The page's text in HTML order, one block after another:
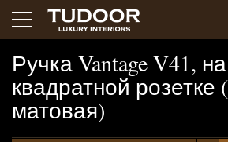
Ручка Vantage V41, на
квадратной розетке
матовая)